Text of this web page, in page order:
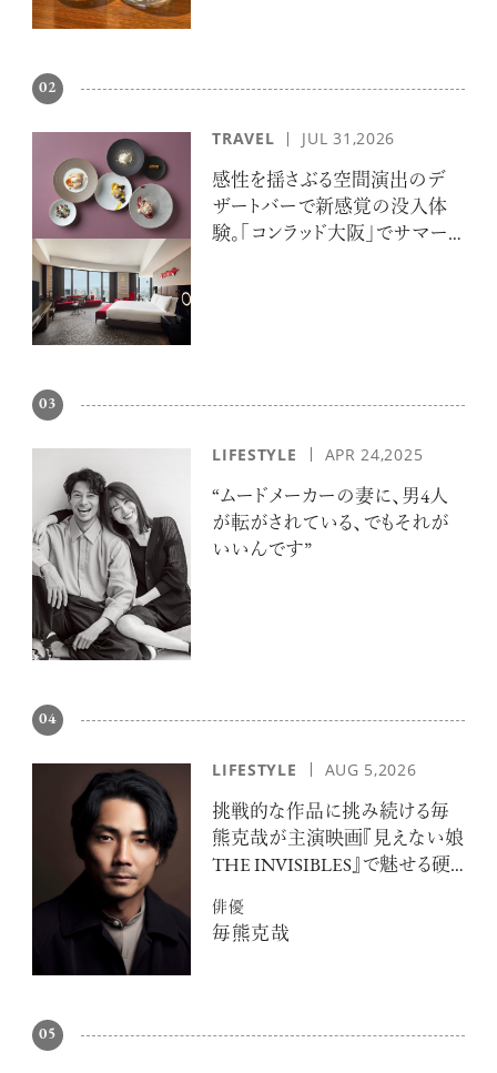
02
TRAVEL JUL 31,2026
感性を揺さぶる空間演出のデ
ザートバーで新感覚の没入体
験。「コンラッド大阪」でサマー
03
LIFESTYLE APR 24,2025
“ムードメーカーの妻に、男4人
が転がされている、でもそれが
いいんです”
04
LIFESTYLE AUG 5,2026
挑戦的な作品に挑み続ける毎
熊克哉が主演映画『見えない娘
THE INVISIBLES』で魅せる硬
俳優
毎熊克哉
05